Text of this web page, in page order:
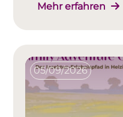
Mehr erfahren
05/09/2026